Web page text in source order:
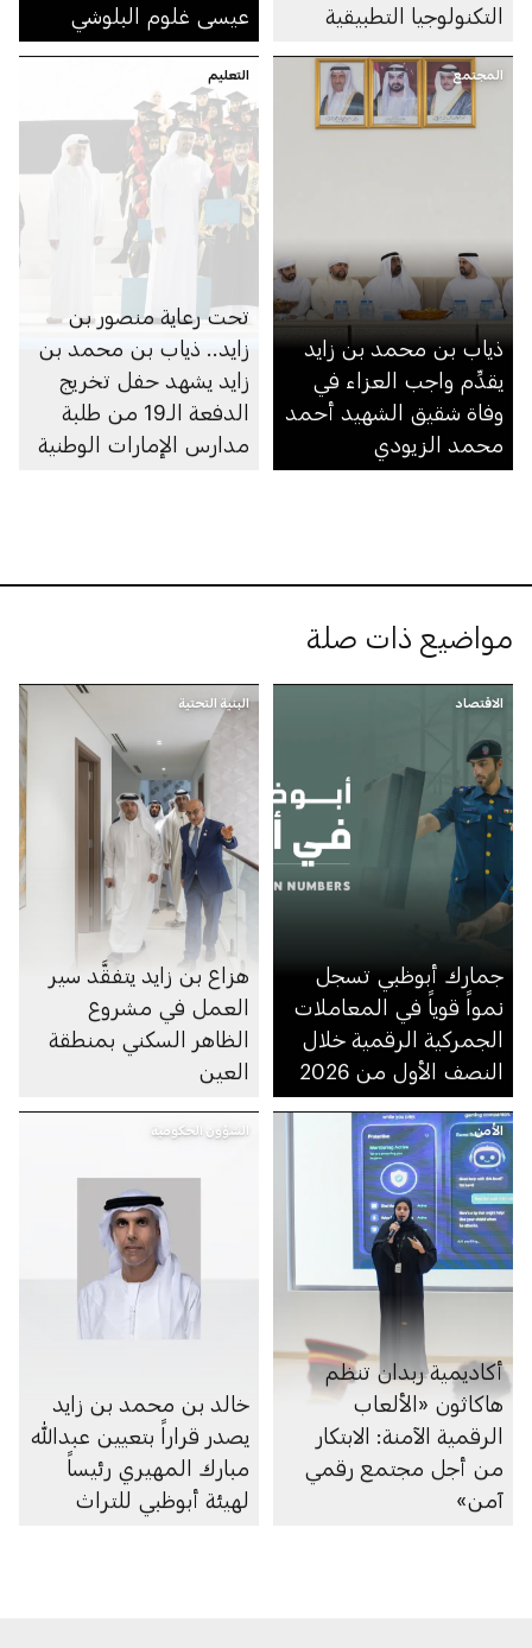
التكنولوجيا التطبيقية
عيسى غلوم البلوشي
المجتمع
ذياب بن محمد بن زايد
يقدِّم واجب العزاء في
وفاة شقيق الشهيد أحمد
محمد الزيودي
التعليم
تحت رعاية منصور بن
زايد.. ذياب بن محمد بن
زايد يشهد حفل تخريج
الدفعة الـ19 من طلبة
مدارس الإمارات الوطنية
مواضيع ذات صلة
الاقتصاد
جمارك أبوظبي تسجل
نمواً قوياً في المعاملات
الجمركية الرقمية خلال
النصف الأول من 2026
البنية التحتية
هزاع بن زايد يتفقَّد سير
العمل في مشروع
الظاهر السكني بمنطقة
العين
الأمن
أكاديمية ربدان تنظم
هاكاثون «الألعاب
الرقمية الآمنة: الابتكار
من أجل مجتمع رقمي
آمن»
الشؤون الحكومية
خالد بن محمد بن زايد
يصدر قراراً بتعيين عبدالله
مبارك المهيري رئيساً
لهيئة أبوظبي للتراث